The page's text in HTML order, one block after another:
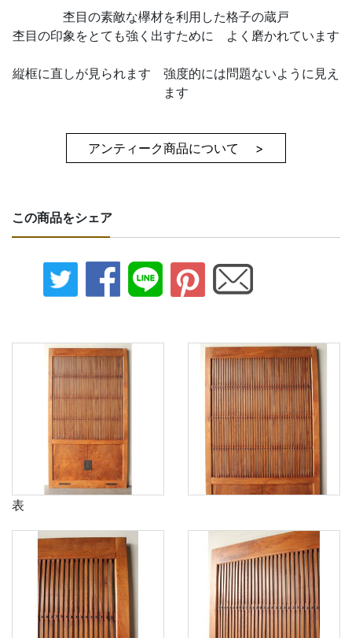
杢目の素敵な欅材を利用した格子の蔵戸
杢目の印象をとても強く出すために よく磨かれています
縦框に直しが見られます 強度的には問題ないように見え
ます
アンティーク商品について >
この商品をシェア
表